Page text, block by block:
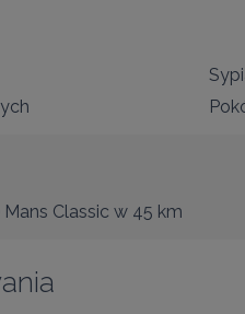
Classic w 45 km